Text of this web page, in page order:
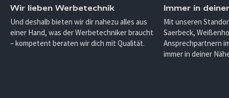
Wir lieben Werbetechnik
Und deshalb bieten wir dir nahezu alles aus
einer Hand, was der Werbetechniker braucht
– kompetent beraten wir dich mit Qualität.
Immer in
Mit unseren
Saerbeck,
Ansprechpartnern
immer in deiner